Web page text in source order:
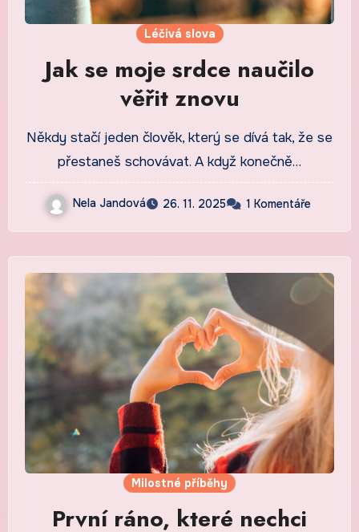
Léčivá slova
Jak se moje srdce naučilo
věřit znovu
Někdy stačí jeden člověk, který se dívá tak, že se
přestaneš schovávat. A když konečně…
Nela Jandová 26. 11. 2025 1 Komentáře
Milostné příběhy
První ráno, které nechci